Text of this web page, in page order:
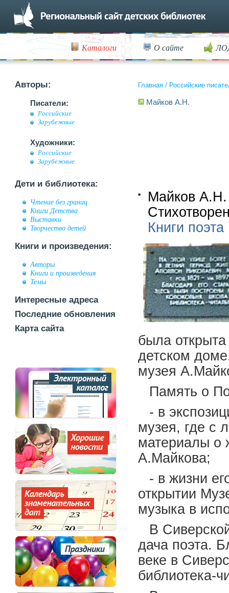
Каталоги О сайте
Авторы:
Писатели:
Российские
Зарубежные
Художники:
Российские
Зарубежные
Дети и библиотека:
Чтение без границ
Книги Детства
Выставки
Творчество детей
Книги и произведения:
Авторы
Книги и произведения
Темы
Интересные адреса
Последние обновления
Карта сайта
Главная / Российские
Майков А.Н.
Майков
Книги поэта
была
детском
музея
Память о
- в
музея, где с
материалы о
А.Майкова;
- в жизни
открытии
музыка в
В
дача поэта.
веке в
библиотека-